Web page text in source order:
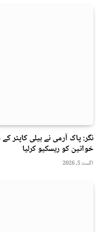
خواتین کو ریسکیو کرلیا
اگست 5, 2026